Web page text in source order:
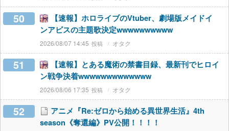
50
【速報】ホロライブのVtuber、劇場版メイドイ
ンアビスの主題歌決定wwwwwwwwww
2026/08/07 14:45 オタク
51
【速報】とある魔術の禁書目録、最新刊でヒロイ
ン戦争決着wwwwwwwwwwwww
2026/08/06 17:35 オタク
52
アニメ『Re:ゼロから始める異世界生活』4th
season《奪還編》PV公開！！！！